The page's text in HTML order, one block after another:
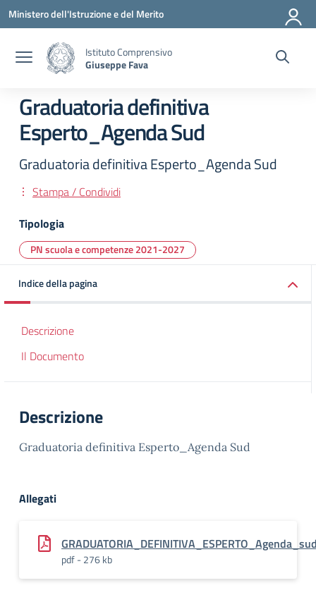
Vai ai contenuti
Vai al menu di navigazione
Vai al footer
Ministero dell'Istruzione e del Merito
Istituto Comprensivo
Giuseppe Fava
Graduatoria definitiva
Esperto_Agenda Sud
Graduatoria definitiva Esperto_Agenda Sud
Stampa / Condividi
Tipologia
PN scuola e competenze 2021-2027
Indice della pagina
Descrizione
Il Documento
Descrizione
Graduatoria definitiva Esperto_Agenda Sud
Allegati
pdf - 276 kb